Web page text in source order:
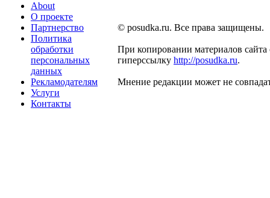
About
О проекте
Партнерство
Политика
обработки
персональных
данных
Рекламодателям
Услуги
Контакты
© posudka.ru. Все права защищены.
При копировании материалов сайта
гиперссылку http://posudka.ru.
Мнение редакции может не